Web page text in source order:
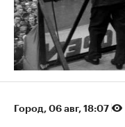
Город⁠, 06 авг, 18:07